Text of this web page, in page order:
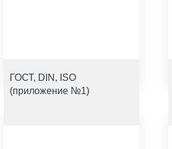
ГОСТ, DIN, ISO
(приложение №1)